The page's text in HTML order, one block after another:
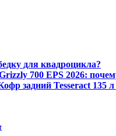
для квадроцикла?
700 EPS 2026:
задний Tesseract 135